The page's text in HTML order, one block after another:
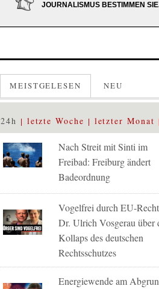
JOURNALISMUS BESTIMMEN
MEISTGELESEN NEU
24h letzte Woche letzter Monat
Nach Streit mit Sinti im
Freibad: Freiburg ändert
Badeordnung
Vogelfrei durch EU-
Dr. Ulrich Vosgerau über
Kollaps des deutschen
Rechtsschutzes
Energiewende am